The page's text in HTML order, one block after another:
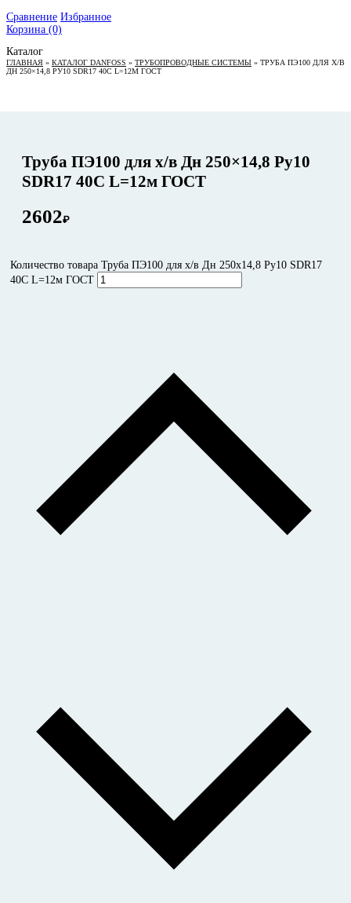
Сравнение Избранное
Корзина (0)
Каталог
ГЛАВНАЯ » КАТАЛОГ DANFOSS » ТРУБОПРОВОДНЫЕ СИСТЕМЫ » ТРУБА ПЭ100 ДЛЯ Х/В
ДН 250×14,8 РУ10 SDR17 40C L=12М ГОСТ
Труба ПЭ100 для х/в Дн 250×14,8 Ру10
SDR17 40C L=12м ГОСТ
2602₽
Количество товара Труба ПЭ100 для х/в Дн 250x14,8 Ру10 SDR17
40C L=12м ГОСТ